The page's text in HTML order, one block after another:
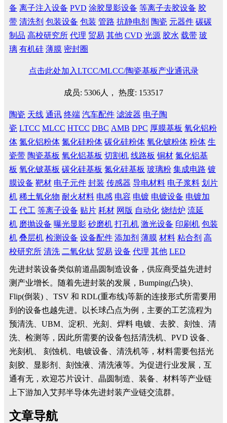
备 离子注入设备 PVD 涂胶显影设备 等离子去胶设备 胶
带 清洗剂 包装设备 包装 管路 抗静电剂 陶瓷 元器件 碳碳
制品 高校研究所 代理 贸易 其他 CVD 光源 胶水 载带 玻
璃 有机硅 薄膜 密封圈
点击此处加入LTCC/MLCC/陶瓷基板产业通讯录
成员: 5306人， 热度: 153517
陶瓷 天线 通讯 终端 汽车配件 滤波器 电子陶
瓷 LTCC MLCC HTCC DBC AMB DPC 厚膜基板 氧化铝粉
体 氮化铝粉体 氮化硅粉体 碳化硅粉体 氧化铍粉体 粉体 生
瓷带 陶瓷基板 氧化铝基板 切割机 线路板 铜材 氮化铝基
板 氧化铍基板 碳化硅基板 氮化硅基板 玻璃粉 集成电路 镀
膜设备 靶材 电子元件 封装 传感器 导电材料 电子浆料 划片
机 稀土氧化物 耐火材料 电感 电容 电镀 电镀设备 电镀加
工 代工 等离子设备 贴片 耗材 网版 自动化 烧结炉 流延
机 磨抛设备 曝光显影 砂磨机 打孔机 激光设备 印刷机 包装
机 叠层机 检测设备 设备配件 添加剂 薄膜 材料 粘合剂 高
校研究所 清洗 二氧化钛 贸易 设备 代理 其他 LED
先进封装设备类似前道晶圆制造设备，供应商受益先进封
测产业增长。随着先进封装的发展，Bumping(凸块)、
Flip(倒装) 、TSV 和 RDL(重布线)等新的连接形式所需要用
到的设备也越先进。以长球凸点为例，主要的工艺流程为
预清洗、UBM、淀积、光刻、焊料 电镀、去胶、刻蚀、清
洗、检测等，因此所需要的设备包括清洗机、PVD 设备、
光刻机、 刻蚀机、电镀设备、清洗机等，材料需要包括光
刻胶、显影剂、刻蚀液、清洗液等。为促进行业发展，互
通有无，欢迎芯片设计、晶圆制造、装备、材料等产业链
上下游加入艾邦半导体先进封装产业链交流群。
文章导航